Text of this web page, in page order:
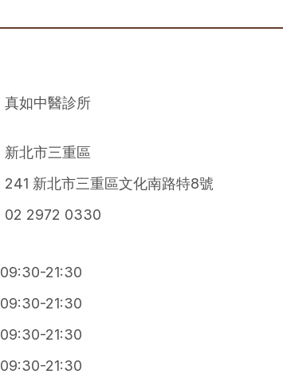
真如中醫診所
新北市三重區
241 新北市三重區文化南路特8號
02 2972 0330
09:30-21:30
09:30-21:30
09:30-21:30
09:30-21:30